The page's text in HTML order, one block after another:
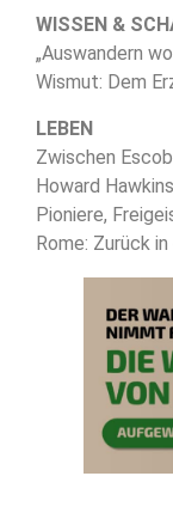
WISSEN &
„Auswandern
Wismut: Dem
LEBEN
Zwischen
Howard
Pioniere,
Rome: Zurück